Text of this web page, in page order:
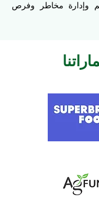
وإدارة مخاطر وفرص